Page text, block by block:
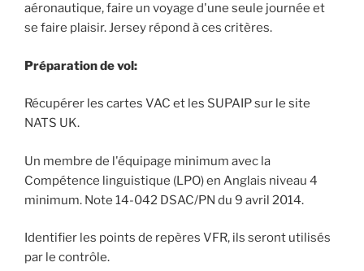
aéronautique, faire un voyage d'une seule journée et
se faire plaisir. Jersey répond à ces critères.
Préparation de vol:
Récupérer les cartes VAC et les SUPAIP sur le site
NATS UK.
Un membre de l'équipage minimum avec la
Compétence linguistique (LPO) en Anglais niveau 4
minimum. Note 14-042 DSAC/PN du 9 avril 2014.
Identifier les points de repères VFR, ils seront utilisés
par le contrôle.